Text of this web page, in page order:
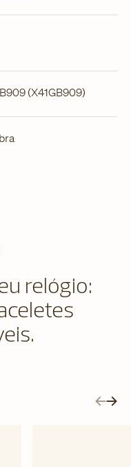
(X41GB909)
relógio: